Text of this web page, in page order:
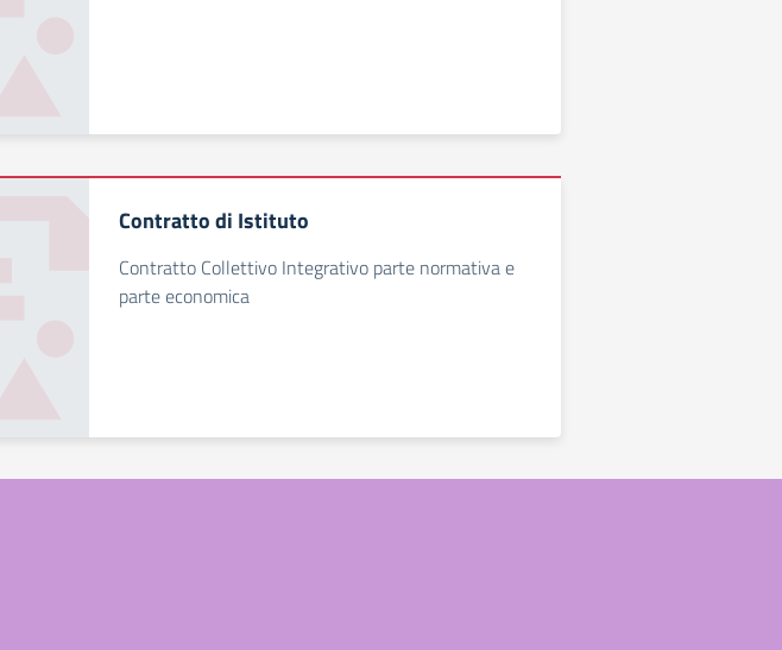
Contratto di Istituto
Contratto Collettivo Integrativo parte normativa e
parte economica